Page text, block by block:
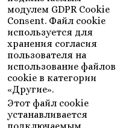
модулем GDPR Cookie
Consent. Файл cookie
используется для
хранения согласия
пользователя на
использование файлов
cookie в категории
«Другие».
Этот файл cookie
устанавливается